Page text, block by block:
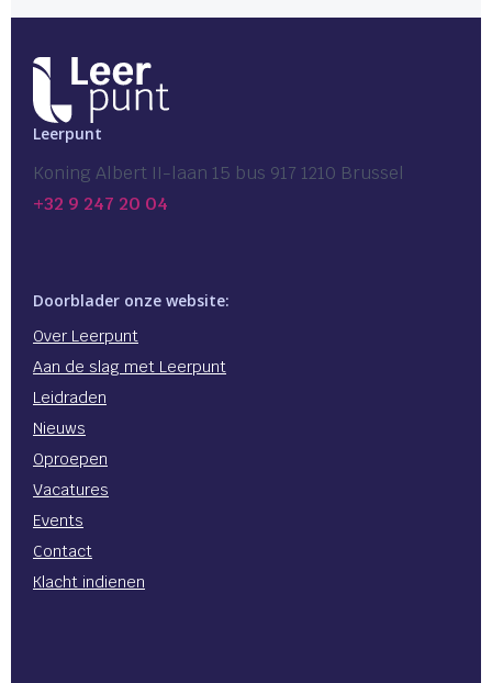
Leerpunt
Koning Albert II-laan 15 bus 917 1210 Brussel
+32 9 247 20 04
Doorblader onze website:
Over Leerpunt
Aan de slag met Leerpunt
Leidraden
Nieuws
Oproepen
Vacatures
Events
Contact
Klacht indienen